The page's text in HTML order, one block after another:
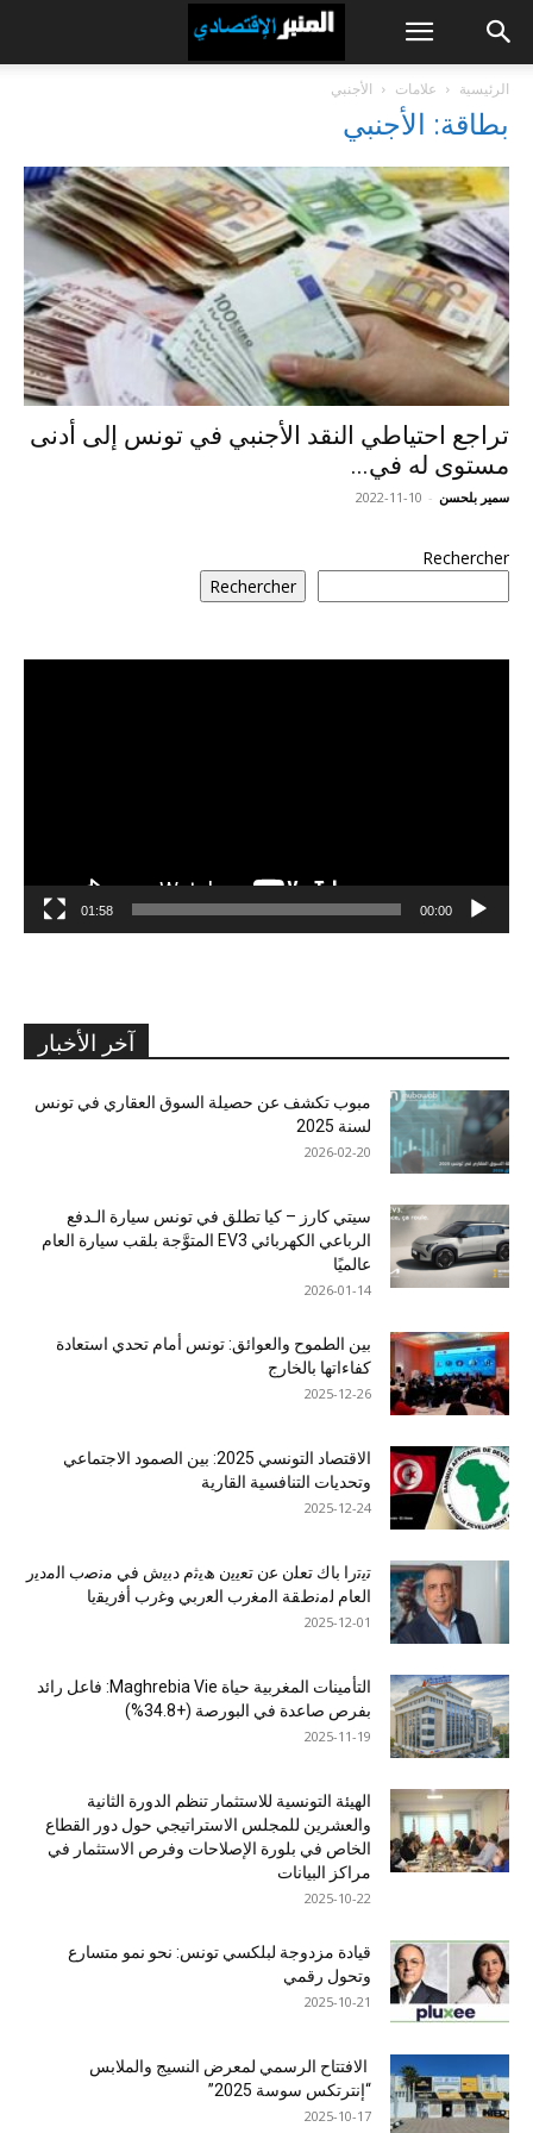
الرئيسية علامات الأجنبي
بطاقة: الأجنبي
تراجع احتياطي النقد الأجنبي في تونس إلى أدنى
مستوى له في...
سمير بلحسن -
2022-11-10
Rechercher
Rechercher
00:00
01:58
آخر الأخبار
مبوب تكشف عن حصيلة السوق العقاري في تونس
لسنة 2025
2026-02-20
سيتي كارز – كيا تطلق في تونس سيارة الـدفع
الرباعي الكهربائي EV3 المتوَّجة بلقب سيارة العام
عالميًا
2026-01-14
بين الطموح والعوائق: تونس أمام تحدي استعادة
كفاءاتها بالخارج
2025-12-26
الاقتصاد التونسي 2025: بين الصمود الاجتماعي
وتحديات التنافسية القارية
2025-12-24
ﺗﯾﺗرا ﺑﺎك ﺗﻌﻠن ﻋن ﺗﻌﯾﯾن ھﯾﺛم دﺑﯾش ﻓﻲ ﻣﻧﺻب اﻟﻣدﯾر
اﻟﻌﺎم ﻟﻣﻧطﻘﺔ اﻟﻣﻐرب اﻟﻌرﺑﻲ وﻏرب أﻓرﯾﻘﯾﺎ
2025-12-01
التأمينات المغربية حياة Maghrebia Vie: فاعل رائد
بفرص صاعدة في البورصة (+34.8%)
2025-11-19
الهيئة التونسية للاستثمار تنظم الدورة الثانية
والعشرين للمجلس الاستراتيجي حول دور القطاع
الخاص في بلورة الإصلاحات وفرص الاستثمار في
مراكز البيانات
2025-10-22
قيادة مزدوجة لبلكسي تونس: نحو نمو متسارع
وتحول رقمي
2025-10-21
الافتتاح الرسمي لمعرض النسيج والملابس
“إنترتكس سوسة 2025”
2025-10-17